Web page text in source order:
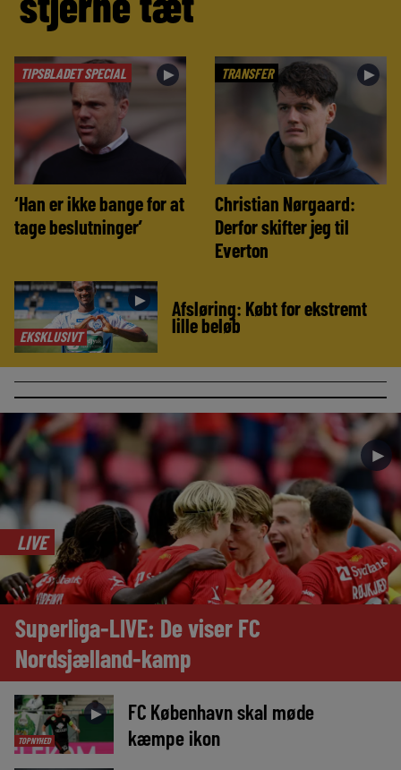
TIPSBLADET SPECIAL ►
‘Han er ikke bange for at
tage beslutninger’
TRANSFER ►
Christian Nørgaard:
Derfor skifter jeg til
Everton
EKSKLUSIVT
► Afsløring: Købt for ekstremt
lille beløb
►
LIVE
Superliga-LIVE: De viser FC
Nordsjælland-kamp
TOPNYHED
►
FC København skal møde
kæmpe ikon